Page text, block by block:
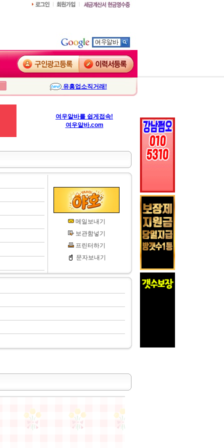
유흥업소직거래!
여우알바를 쉽게접속!
여우알바.com
메일보내기
보관함넣기
프린터하기
문자보내기